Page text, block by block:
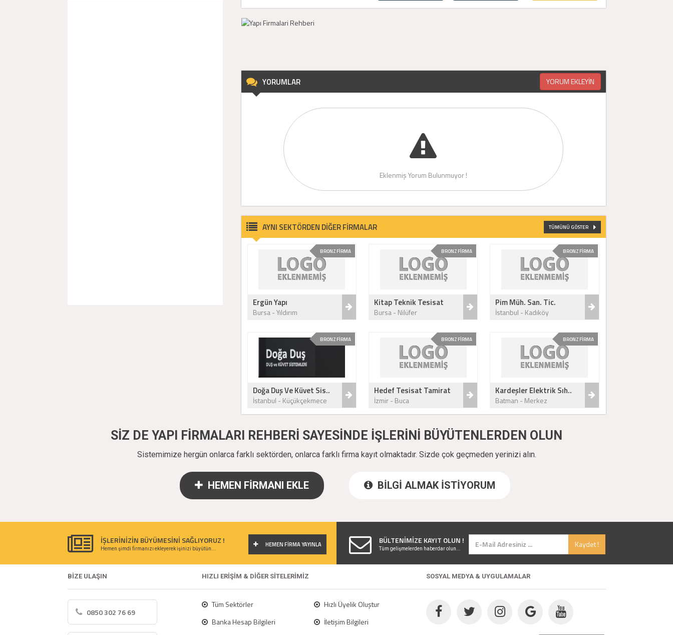
- 21:00
- 20:00
YORUMLAR YORUM EKLEYİN
Eklenmiş Yorum Bulunmuyor !
AYNI SEKTÖRDEN DİĞER FİRMALAR TÜMÜNÜ GÖSTER
BRONZ FİRMA
Ergün Yapı
Bursa - Yıldırım
BRONZ FİRMA
Kitap Teknik Tesisat
Bursa - Nilüfer
BRONZ FİRMA
Pim Müh. San. Tic.
İstanbul - Kadıköy
BRONZ FİRMA
Doğa Duş Ve Küvet Sis..
İstanbul - Küçükçekmece
BRONZ FİRMA
Hedef Tesisat Tamirat
İzmir - Buca
BRONZ FİRMA
Kardeşler Elektrik Sıh..
Batman - Merkez
SİZ DE YAPI FİRMALARI REHBERİ SAYESİNDE İŞLERİNİ BÜYÜTENLERDEN OLUN
Sistemimize hergün onlarca farklı sektörden, onlarca farklı firma kayıt olmaktadır. Sizde çok geçmeden yerinizi alın.
HEMEN FİRMANI EKLE BİLGİ ALMAK İSTİYORUM
İŞLERİNİZİN BÜYÜMESİNİ SAĞLIYORUZ ! HEMEN FİRMA YAYINLA
Hemen şimdi firmanızı ekleyerek işinizi büyütün...
BÜLTENİMİZE KAYIT OLUN ! Kaydet !
Tüm gelişmelerden haberdar olun...
BİZE ULAŞIN HIZLI ERİŞİM & DİĞER SİTELERİMİZ SOSYAL MEDYA & UYGULAMALAR
0850 302 76 69
Tüm Sektörler
Hızlı Üyelik Oluştur
Banka Hesap Bilgileri
İletişim Bilgileri